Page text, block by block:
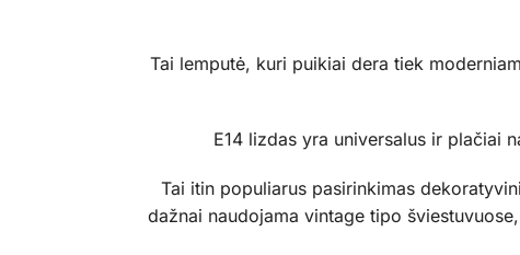
Tai lemputė, kuri puikiai dera tiek
E14 lizdas yra universalus ir plačiai
Tai itin populiarus pasirinkimas
dažnai naudojama vintage tipo